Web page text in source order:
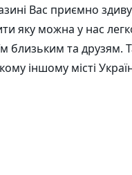
Вас приємно
яку можна у нас
близьким та друзям.
іншому місті